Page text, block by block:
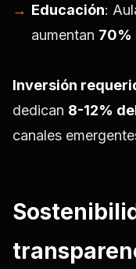
Educación:
aumentan 70%
Inversión
dedican 8-12%
canales